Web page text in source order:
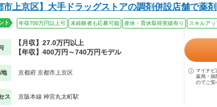
市上京区】大手ドラッグストアの調剤併設店舗で薬
ト 年収700万円以上可 未経験者も応募可能 産休・育休取得実績有り スキルアッ
【月収】27.0万円以上
【年収】400万円～740万円モデル
京都府 京都市上京区
ス 京阪本線 神宮丸太町駅
マイナビ
薬局・病
のでご安